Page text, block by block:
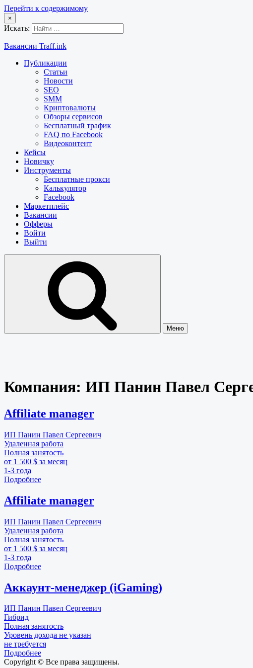
Перейти к содержимому
×
Искать:
Вакансии Traff.ink
Публикации
Статьи
Новости
SEO
SMM
Криптовалюты
Обзоры сервисов
Бесплатный трафик
FAQ по Facebook
Видеоконтент
Кейсы
Новичку
Инструменты
Бесплатные прокси
Калькулятор
Facebook
Маркетплейс
Вакансии
Офферы
Войти
Выйти
Меню
Компания: ИП Панин Павел
Affiliate manager
ИП Панин Павел Сергеевич
Удаленная работа
Полная занятость
от 1 500 $ за месяц
1-3 года
Подробнее
Affiliate manager
ИП Панин Павел Сергеевич
Удаленная работа
Полная занятость
от 1 500 $ за месяц
1-3 года
Подробнее
Аккаунт-менеджер (iGaming)
ИП Панин Павел Сергеевич
Гибрид
Полная занятость
Уровень дохода не указан
не требуется
Подробнее
Copyright © Все права защищены.